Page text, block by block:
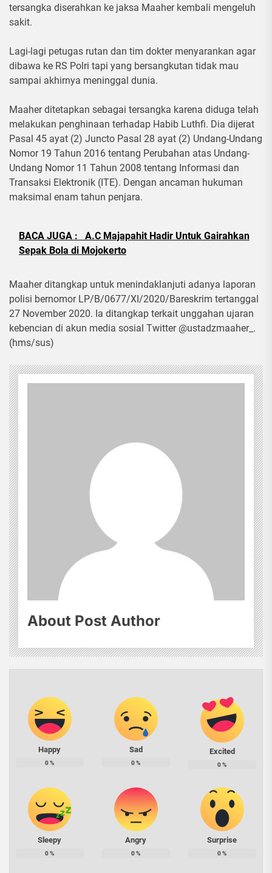
tersangka diserahkan ke jaksa Maaher kembali mengeluh
sakit.
Lagi-lagi petugas rutan dan tim dokter menyarankan agar
dibawa ke RS Polri tapi yang bersangkutan tidak mau
sampai akhirnya meninggal dunia.
Maaher ditetapkan sebagai tersangka karena diduga telah
melakukan penghinaan terhadap Habib Luthfi. Dia dijerat
Pasal 45 ayat (2) Juncto Pasal 28 ayat (2) Undang-Undang
Nomor 19 Tahun 2016 tentang Perubahan atas Undang-
Undang Nomor 11 Tahun 2008 tentang Informasi dan
Transaksi Elektronik (ITE). Dengan ancaman hukuman
maksimal enam tahun penjara.
BACA JUGA :
A.C Majapahit Hadir Untuk Gairahkan
Sepak Bola di Mojokerto
Maaher ditangkap untuk menindaklanjuti adanya laporan
polisi bernomor LP/B/0677/XI/2020/Bareskrim tertanggal
27 November 2020. Ia ditangkap terkait unggahan ujaran
kebencian di akun media sosial Twitter @ustadzmaaher_.
(hms/sus)
About Post Author
Happy
0%
Sad
0%
Excited
0%
Sleepy
0%
Angry
0%
Surprise
0%